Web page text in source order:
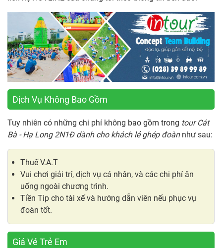
Dịch Vụ Không Bao Gồm
Tuy nhiên có những chi phí không bao gồm trong tour Cát
Bà - Hạ Long 2N1Đ dành cho khách lẻ ghép đoànnhư sau:
Thuế V.A.T
Vui chơi giải trí, dịch vụ cá nhân, và các chi phí ăn
uống ngoài chương trình.
Tiền Tip cho tài xế và hướng dẫn viên nếu phục vụ
đoàn tốt.
Giá Vé Trẻ Em